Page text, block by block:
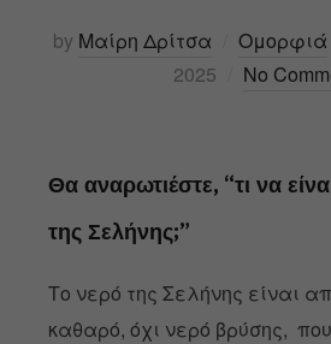
by Μαίρη Δρίτσα Ομορφιά
2025
No
Θα αναρωτιέστε, “τι να
της Σελήνης;”
Το νερό της Σελήνης είναι
καθαρό, όχι νερό βρύσης,